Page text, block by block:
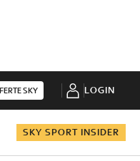
SKY LOGIN
SKY SPORT INSIDER